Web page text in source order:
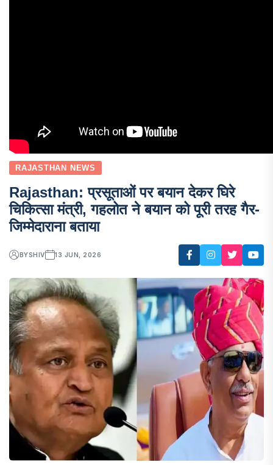
RAJASTHAN NEWS
Rajasthan: प्रसूताओं पर बयान देकर घिरे
चिकित्सा मंत्री, गहलोत ने बयान को पूरी तरह गैर-
जिम्मेदाराना बताया
BYSHIV 13 JUN, 2026